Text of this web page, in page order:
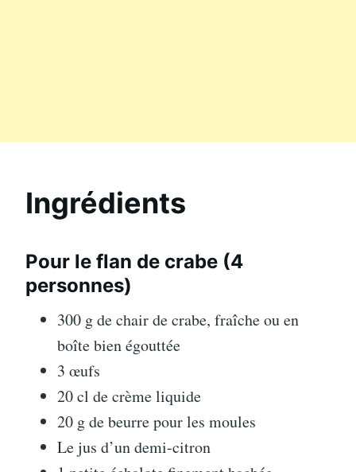
Ingrédients
Pour le flan de crabe (4
personnes)
300 g de chair de crabe, fraîche ou en
boîte bien égouttée
3 œufs
20 cl de crème liquide
20 g de beurre pour les moules
Le jus d’un demi-citron